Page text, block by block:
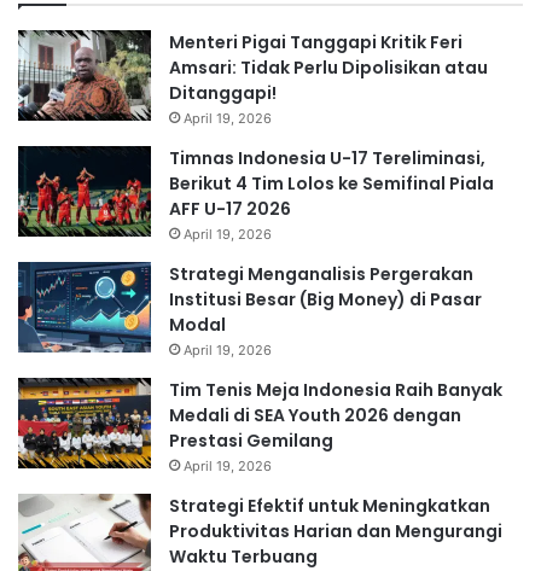
Menteri Pigai Tanggapi Kritik Feri
Amsari: Tidak Perlu Dipolisikan atau
Ditanggapi!
April 19, 2026
Timnas Indonesia U-17 Tereliminasi,
Berikut 4 Tim Lolos ke Semifinal Piala
AFF U-17 2026
April 19, 2026
Strategi Menganalisis Pergerakan
Institusi Besar (Big Money) di Pasar
Modal
April 19, 2026
Tim Tenis Meja Indonesia Raih Banyak
Medali di SEA Youth 2026 dengan
Prestasi Gemilang
April 19, 2026
Strategi Efektif untuk Meningkatkan
Produktivitas Harian dan Mengurangi
Waktu Terbuang